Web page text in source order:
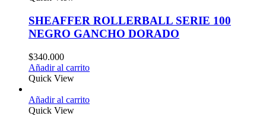
SHEAFFER ROLLERBALL SERIE 100
NEGRO GANCHO DORADO
$340.000
Añadir al carrito
Quick View
Añadir al carrito
Quick View